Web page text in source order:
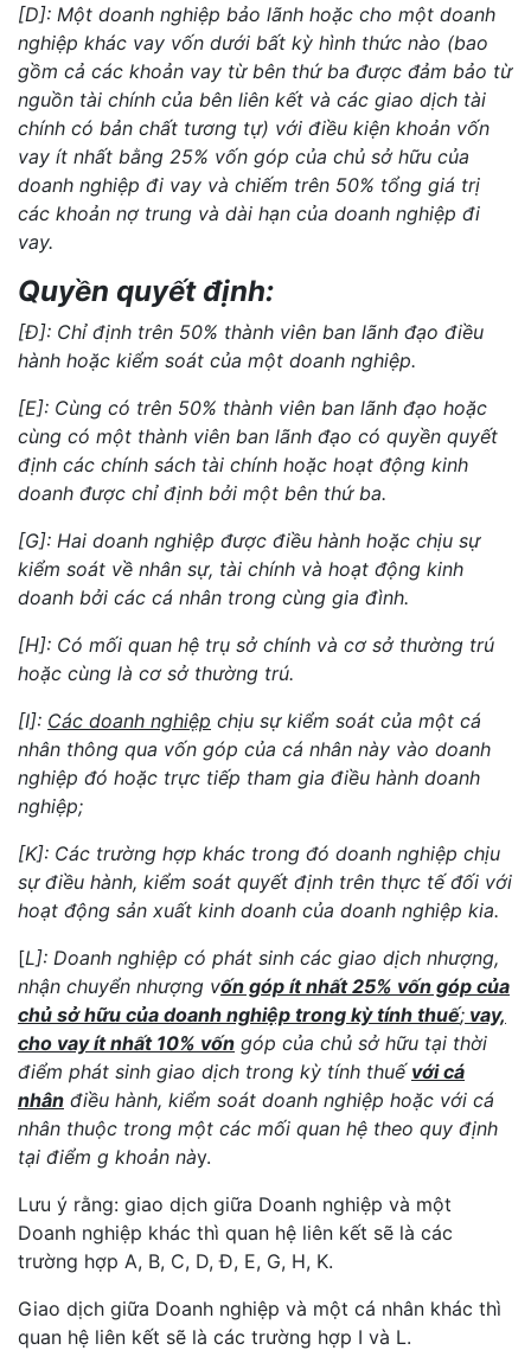
[D]: Một doanh nghiệp bảo lãnh hoặc cho một doanh
nghiệp khác vay vốn dưới bất kỳ hình thức nào (bao
gồm cả các khoản vay từ bên thứ ba được đảm bảo từ
nguồn tài chính của bên liên kết và các giao dịch tài
chính có bản chất tương tự) với điều kiện khoản vốn
vay ít nhất bằng 25% vốn góp của chủ sở hữu của
doanh nghiệp đi vay và chiếm trên 50% tổng giá trị
các khoản nợ trung và dài hạn của doanh nghiệp đi
vay.
Quyền quyết định:
[Đ]: Chỉ định trên 50% thành viên ban lãnh đạo điều
hành hoặc kiểm soát của một doanh nghiệp.
[E]: Cùng có trên 50% thành viên ban lãnh đạo hoặc
cùng có một thành viên ban lãnh đạo có quyền quyết
định các chính sách tài chính hoặc hoạt động kinh
doanh được chỉ định bởi một bên thứ ba.
[G]: Hai doanh nghiệp được điều hành hoặc chịu sự
kiểm soát về nhân sự, tài chính và hoạt động kinh
doanh bởi các cá nhân trong cùng gia đình.
[H]: Có mối quan hệ trụ sở chính và cơ sở thường trú
hoặc cùng là cơ sở thường trú.
[I]: Các doanh nghiệp chịu sự kiểm soát của một cá
nhân thông qua vốn góp của cá nhân này vào doanh
nghiệp đó hoặc trực tiếp tham gia điều hành doanh
nghiệp;
[K]: Các trường hợp khác trong đó doanh nghiệp chịu
sự điều hành, kiểm soát quyết định trên thực tế đối với
hoạt động sản xuất kinh doanh của doanh nghiệp kia.
[L]: Doanh nghiệp có phát sinh các giao dịch nhượng,
nhận chuyển nhượng vốn góp ít nhất 25% vốn góp của
chủ sở hữu của doanh nghiệp trong kỳ tính thuế; vay,
cho vay ít nhất 10% vốn góp của chủ sở hữu tại thời
điểm phát sinh giao dịch trong kỳ tính thuế với cá
nhân điều hành, kiểm soát doanh nghiệp hoặc với cá
nhân thuộc trong một các mối quan hệ theo quy định
tại điểm g khoản này.
Lưu ý rằng: giao dịch giữa Doanh nghiệp và một
Doanh nghiệp khác thì quan hệ liên kết sẽ là các
trường hợp A, B, C, D, Đ, E, G, H, K.
Giao dịch giữa Doanh nghiệp và một cá nhân khác thì
quan hệ liên kết sẽ là các trường hợp I và L.